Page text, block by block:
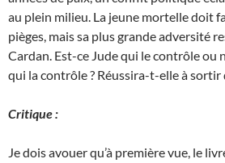
au plein milieu. La jeune mortelle doit
pièges, mais sa plus grande adversité
Cardan. Est-ce Jude qui le contrôle ou
qui la contrôle ? Réussira-t-elle à sortir
Critique :
Je dois avouer qu’à première vue, le